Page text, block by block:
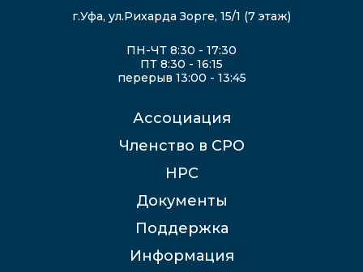
г.Уфа, ул.Рихарда Зорге, 15/1 (7 этаж)
ПН-ЧТ 8:30 - 17:30
ПТ 8:30 - 16:15
перерыв 13:00 - 13:45
Ассоциация
Членство в СРО
НРС
Документы
Поддержка
Информация